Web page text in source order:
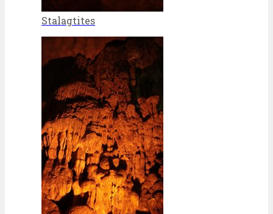
Stalagtites